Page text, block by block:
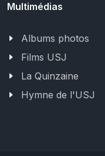
Multimédias
Albums photos
Films USJ
La Quinzaine
Hymne de l'USJ